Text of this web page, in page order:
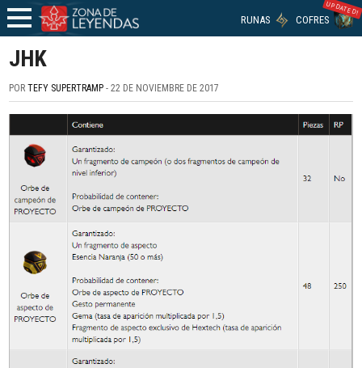
RUNAS COFRES
UPDATED!
JHK
PORTEFY SUPERTRAMP - 22 DE NOVIEMBRE DE 2017